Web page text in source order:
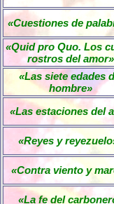
«Cuestiones de
«Quid pro Quo. Los
rostros del amor»
«Las siete edades
hombre»
«Las estaciones del
«Reyes y
«Contra viento y
«La fe del